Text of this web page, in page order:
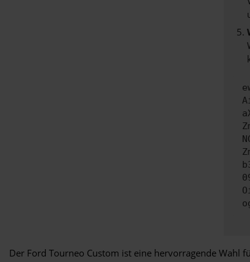
Der Ford Tourneo Custom ist eine hervorragende Wahl